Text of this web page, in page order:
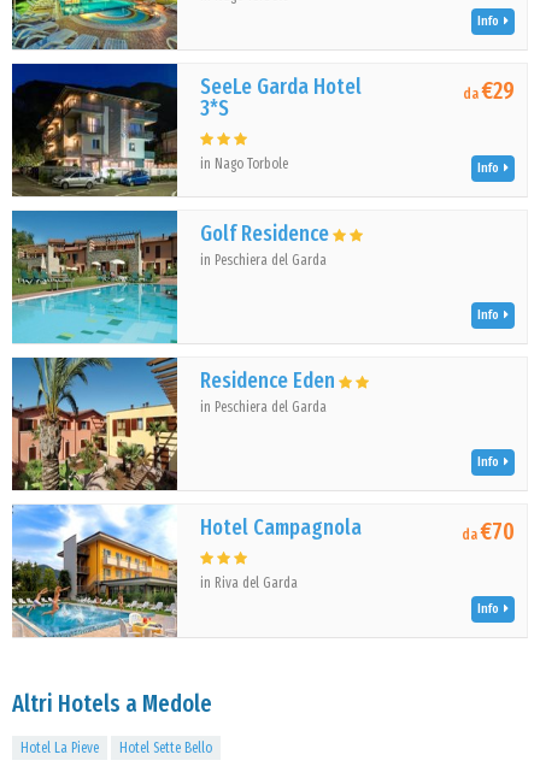
Info
SeeLe Garda Hotel
3*S
in Nago Torbole
da€29
Info
Golf Residence
in Peschiera del Garda
Info
Residence Eden
in Peschiera del Garda
Info
Hotel Campagnola
in Riva del Garda
da€70
Info
Altri Hotels a Medole
Hotel La Pieve Hotel Sette Bello